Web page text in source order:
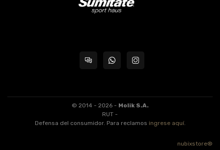
© 2014 - 2026 - Molik S.A.
RUT -
Defensa del consumidor. Para reclamos ingrese aquí.
nubixstore®